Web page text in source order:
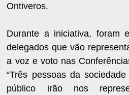
Ontiveros.
Durante a iniciativa, foram
delegados que vão
a voz e voto nas
“Três pessoas da
público irão nos